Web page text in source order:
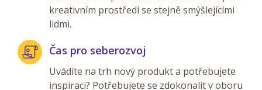
kreativním prostředí se stejně smýšlejícími
lidmi.
Čas pro seberozvoj
Uvádíte na trh nový produkt a potřebujete
inspiraci? Potřebujete se zdokonalit v oboru